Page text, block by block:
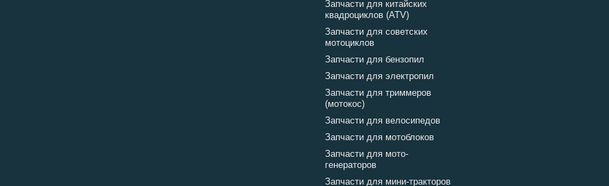
Запчасти для китайских
квадроциклов (ATV)
Запчасти для советских
мотоциклов
Запчасти для бензопил
Запчасти для электропил
Запчасти для триммеров
(мотокос)
Запчасти для велосипедов
Запчасти для мотоблоков
Запчасти для мото-
генераторов
Запчасти для мини-тракторов